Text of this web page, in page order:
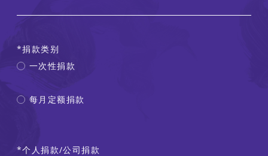
捐款类别
一次性捐款
每月定额捐款
个人捐款/公司捐款